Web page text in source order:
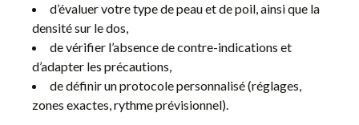
d’évaluer votre type de peau et de poil, ainsi que la
densité sur le dos,
de vérifier l’absence de contre-indications et
d’adapter les précautions,
de définir un protocole personnalisé (réglages,
zones exactes, rythme prévisionnel).